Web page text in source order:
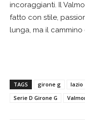
incoraggianti. Il
fatto con stile,
lunga, ma il
TAGS girone g lazio
Serie D Girone G